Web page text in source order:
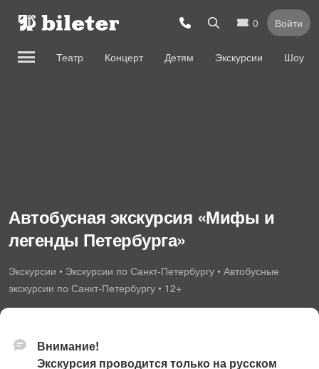
0 Войти
Театр Концерт Детям Экскурсии Шоу
Автобусная экскурсия «Мифы и
легенды Петербурга»
Экскурсии • Экскурсии по Санкт-Петербургу • Автобусные
экскурсии по Санкт-Петербургу • 12+
Внимание!
Экскурсия проводится только на русском